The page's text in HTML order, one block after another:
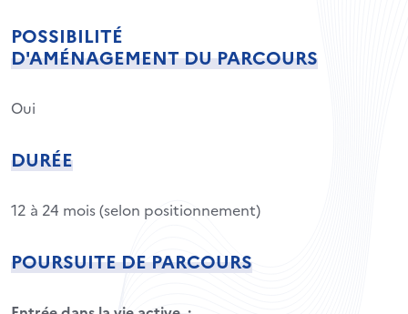
POSSIBILITÉ
D'AMÉNAGEMENT DU PARCOURS
Oui
DURÉE
12 à 24 mois (selon positionnement)
POURSUITE DE PARCOURS